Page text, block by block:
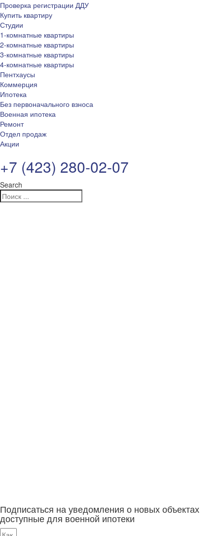
Проверка регистрации ДДУ
Купить квартиру
Студии
1-комнатные квартиры
2-комнатные квартиры
3-комнатные квартиры
4-комнатные квартиры
Пентхаусы
Коммерция
Ипотека
Без первоначального взноса
Военная ипотека
Ремонт
Отдел продаж
Акции
+7 (423) 280-02-07
Search
Подписаться на уведомления о новых объектах
доступные для военной ипотеки